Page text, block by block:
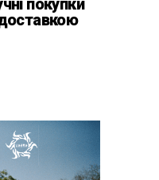
покупки